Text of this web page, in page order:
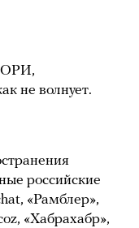
ОРИ,
не волнует.
российские
«Рамблер»,
«Хабрахабр»,